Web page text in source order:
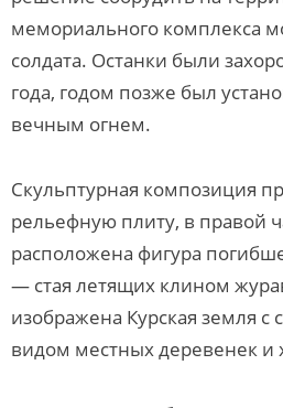
мемориального комплекса
солдата. Останки были
года, годом позже был
вечным огнем.
Скульптурная композиция
рельефную плиту, в правой
расположена фигура
— стая летящих клином
изображена Курская земля с
видом местных деревенек и